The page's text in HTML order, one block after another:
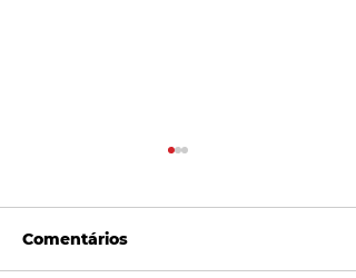
Comentários